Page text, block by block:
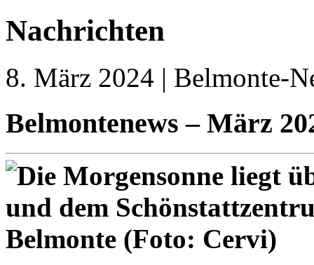
Nachrichten
8. März 2024 | Belmonte-
Belmontenews – März